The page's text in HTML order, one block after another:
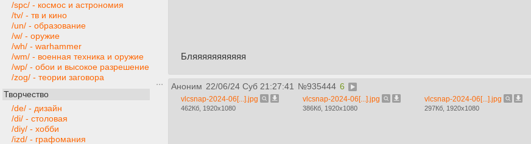
/spc/ - космос и астрономия
/tv/ - тв и кино
/un/ - образование
/w/ - оружие
/wh/ - warhammer
/wm/ - военная техника и оружие
/wp/ - обои и высокое разрешение
/zog/ - теории заговора
Творчество
/de/ - дизайн
/di/ - столовая
/diy/ - хобби
/izd/ - графомания
Бляяяяяяяяяяя
Аноним 22/06/24 Суб 21:27:41 №935444 6
vlcsnap-2024-06[...].jpg
462Кб, 1920x1080
vlcsnap-2024-06[...].jpg
386Кб, 1920x1080
vlcsnap-2024-06[...].jpg
297Кб, 1920x1080